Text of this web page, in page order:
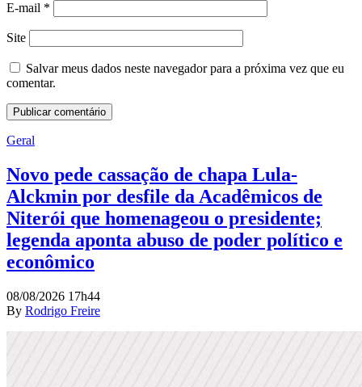
E-mail *
Site
Salvar meus dados neste navegador para a próxima vez que eu
comentar.
Geral
Novo pede cassação de chapa Lula-
Alckmin por desfile da Acadêmicos de
Niterói que homenageou o presidente;
legenda aponta abuso de poder político e
econômico
08/08/2026 17h44
By Rodrigo Freire